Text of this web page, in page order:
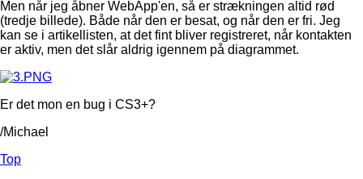
Men når jeg åbner WebApp'en, så er strækningen altid rød
(tredje billede). Både når den er besat, og når den er fri. Jeg
kan se i artikellisten, at det fint bliver registreret, når kontakten
er aktiv, men det slår aldrig igennem på diagrammet.
Er det mon en bug i CS3+?
/Michael
Top